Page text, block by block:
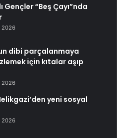
Gençler “Beş Çayı”nda
2026
dibi parçalanmaya
için kıtalar aşıp
2026
yeni sosyal
2026